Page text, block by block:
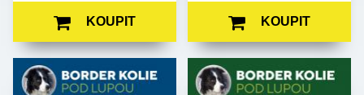
KOUPIT KOUPIT